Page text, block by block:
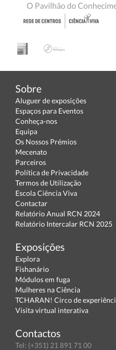
O Pavilhão do
Sobre
Aluguer de exposições
Espaços para Eventos
Conheça-nos
Equipa
Os Nossos Prémios
Mecenato
Parceiros
Política de Privacidade
Termos de Utilização
Escola Ciência Viva
Contactar
Relatório Anual RCN 2024
Relatório Intercalar RCN 2025
Exposições
Explora
Fishanário
Módulos em fuga
Mulheres na Ciência
TCHARAN! Circo de
Visita virtual interativa
Contactos
Tel: (+351) 21 891 71 00